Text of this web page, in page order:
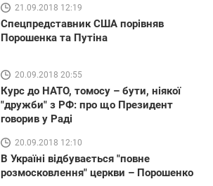
21.09.2018 12:19
Спецпредставник США порівняв
Порошенка та Путіна
20.09.2018 20:55
Курс до НАТО, томосу – бути, ніякої
"дружби" з РФ: про що Президент
говорив у Раді
20.09.2018 12:10
В Україні відбувається "повне
розмосковлення" церкви – Порошенко